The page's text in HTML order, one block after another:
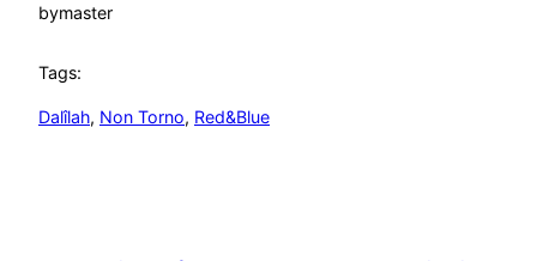
bymaster
Tags:
Dalîlah, Non Torno, Red&Blue